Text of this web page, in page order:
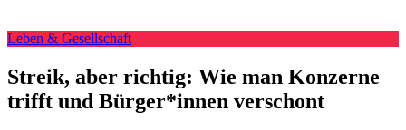
Leben & Gesellschaft
Streik, aber richtig: Wie man Konzerne
trifft und Bürger*innen verschont